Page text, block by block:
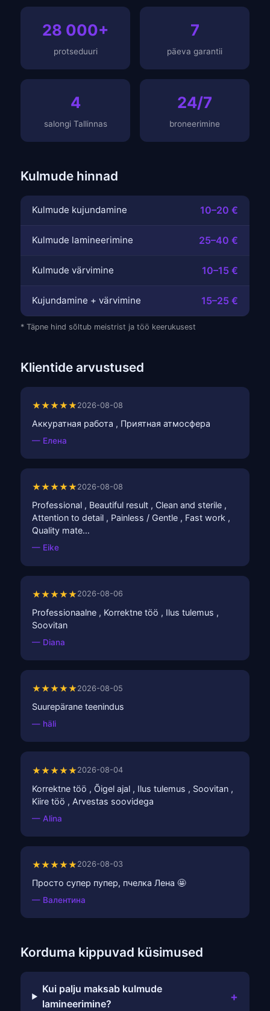
28 000+
protseduuri
7
päeva garantii
4
salongi Tallinnas
24/7
broneerimine
Kulmude hinnad
Kulmude kujundamine 10–20 €
Kulmude lamineerimine 25–40 €
Kulmude värvimine 10–15 €
Kujundamine + värvimine 15–25 €
* Täpne hind sõltub meistrist ja töö keerukusest
Klientide arvustused
★★★★★2026-08-08
Аккуратная работа , Приятная атмосфера
— Елена
★★★★★2026-08-08
Professional , Beautiful result , Clean and sterile ,
Attention to detail , Painless / Gentle , Fast work ,
Quality mate…
— Eike
★★★★★2026-08-06
Professionaalne , Korrektne töö , Ilus tulemus ,
Soovitan
— Diana
★★★★★2026-08-05
Suurepärane teenindus
— häli
★★★★★2026-08-04
Korrektne töö , Õigel ajal , Ilus tulemus , Soovitan ,
Kiire töö , Arvestas soovidega
— Alina
★★★★★2026-08-03
Просто супер пупер, пчелка Лена 🤩
— Валентина
Korduma kippuvad küsimused
Kui palju maksab kulmude
lamineerimine?
+